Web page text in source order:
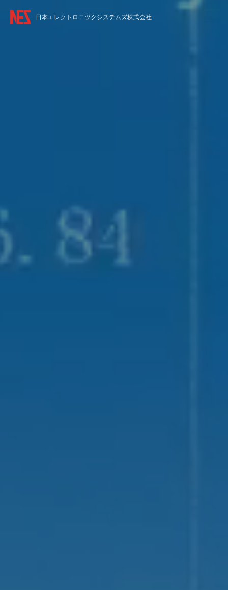
日本エレクトロニツクシステムズ株式会社